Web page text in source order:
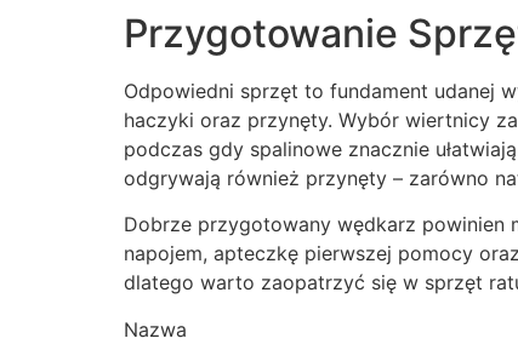
Przygotowanie
Odpowiedni sprzęt to fundament udanej
haczyki oraz przynęty. Wybór wiertnicy
podczas gdy spalinowe znacznie
odgrywają również przynęty – zarówno
Dobrze przygotowany wędkarz powinien
napojem, apteczkę pierwszej pomocy
dlatego warto zaopatrzyć się w sprzęt
Nazwa